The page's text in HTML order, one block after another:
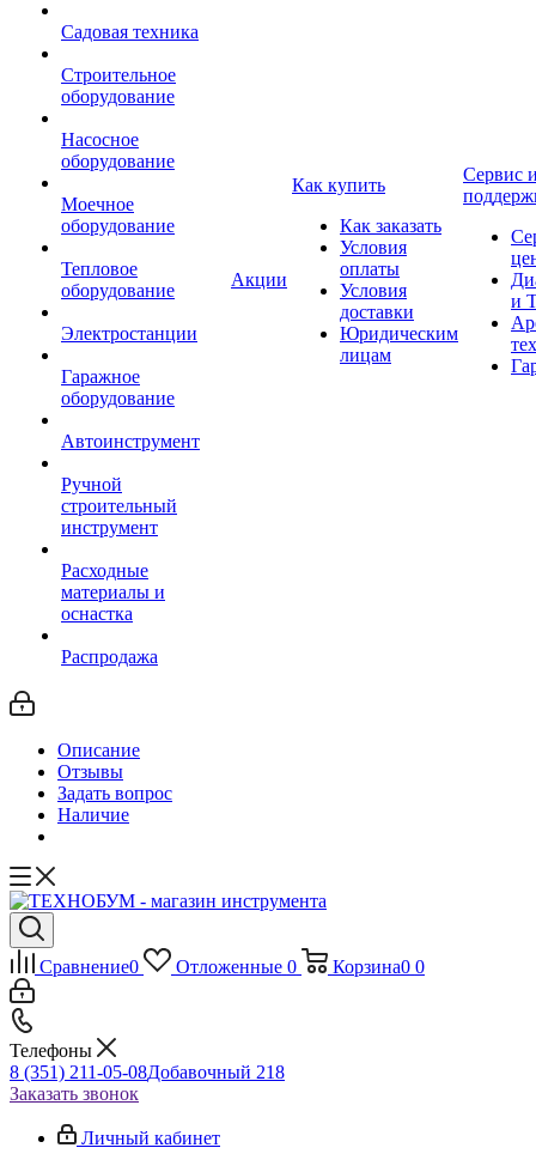
Садовая техника
Строительное
оборудование
Насосное
оборудование
Моечное
оборудование
Тепловое
оборудование
Электростанции
Гаражное
оборудование
Автоинструмент
Ручной
строительный
инструмент
Расходные
материалы и
оснастка
Распродажа
Акции
Как купить
Как заказать
Условия
оплаты
Условия
доставки
Юридическим
лицам
Сервис
и
Описание
Отзывы
Задать вопрос
Наличие
Сравнение0 Отложенные 0 Корзина0 0
Телефоны
8 (351) 211-05-08Добавочный 218
Заказать звонок
Личный кабинет